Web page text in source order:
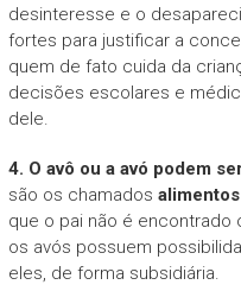
desinteresse e o
fortes para justificar a
quem de fato cuida da
decisões escolares e
dele.
4. O avô ou a avó podem
são os chamados
que o pai não é encontrado
os avós possuem
eles, de forma subsidiária.